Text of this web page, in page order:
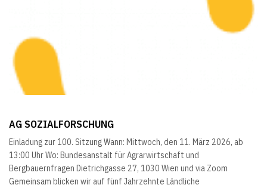
AG SOZIALFORSCHUNG
Einladung zur 100. Sitzung Wann: Mittwoch, den 11. März 2026, ab
13:00 Uhr Wo: Bundesanstalt für Agrarwirtschaft und
Bergbauernfragen Dietrichgasse 27, 1030 Wien und via Zoom
Gemeinsam blicken wir auf fünf Jahrzehnte Ländliche